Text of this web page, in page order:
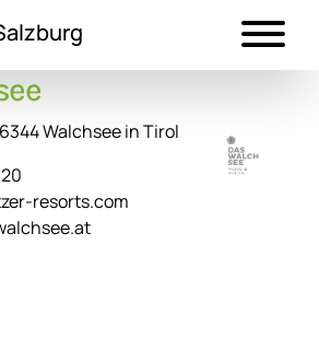
Walchsee in Tirol
resorts.com